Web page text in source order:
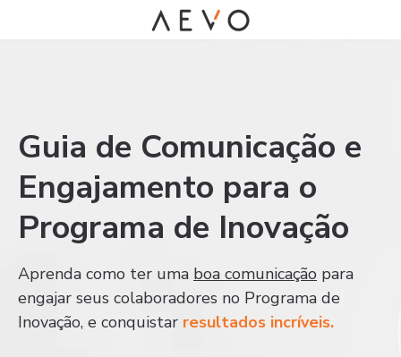
Guia de Comunicação e
Engajamento para o
Programa de Inovação
Aprenda como ter uma boa comunicação para
engajar seus colaboradores no Programa de
Inovação, e conquistar resultados incríveis.